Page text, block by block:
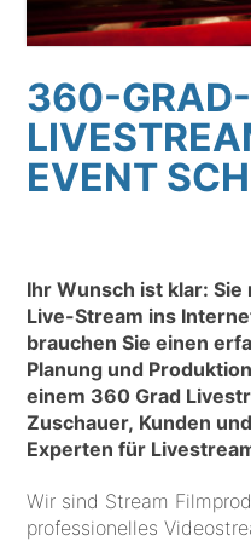
360-GRAD-
EVENT
Ihr Wunsch ist klar:
Live-Stream ins
brauchen Sie einen
Planung und
einem 360 Grad
Zuschauer, Kunden
Experten für
Wir sind Stream
professionelles